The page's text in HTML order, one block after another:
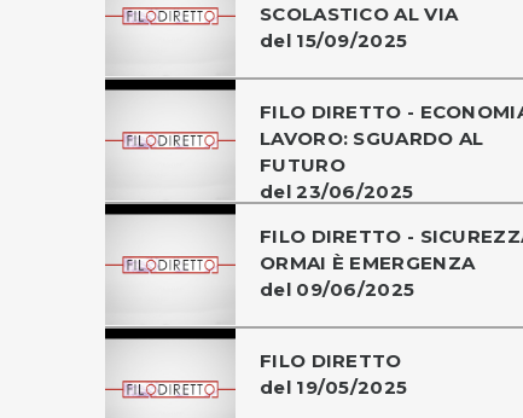
SCOLASTICO AL VIA
del 15/09/2025
FILO DIRETTO -
LAVORO: SGUARDO AL
FUTURO
del 23/06/2025
FILO DIRETTO -
ORMAI È EMERGENZA
del 09/06/2025
FILO DIRETTO
del 19/05/2025